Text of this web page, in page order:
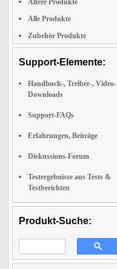
Ältere Produkte
Alle Produkte
Zubehör Produkte
Support-Elemente:
Handbuch-, Treiber-, Video-
Downloads
Support-FAQs
Erfahrungen, Beiträge
Diskussions-Forum
Testergebnisse aus Tests &
Testberichten
Produkt-Suche: